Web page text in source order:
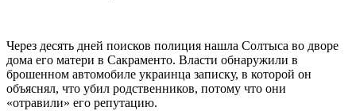
Через десять дней поисков полиция нашла Солтыса во дворе
дома его матери в Сакраменто. Власти обнаружили в
брошенном автомобиле украинца записку, в которой он
объяснял, что убил родственников, потому что они
«отравили» его репутацию.